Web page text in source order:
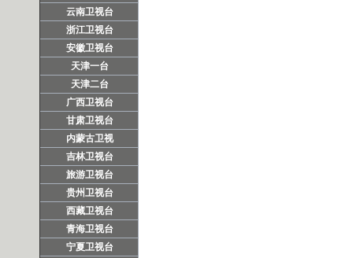
云南卫视台
浙江卫视台
安徽卫视台
天津一台
天津二台
广西卫视台
甘肃卫视台
内蒙古卫视
吉林卫视台
旅游卫视台
贵州卫视台
西藏卫视台
青海卫视台
宁夏卫视台